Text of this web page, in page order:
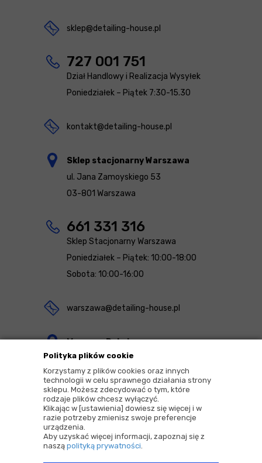
Polityka plików cookie
Korzystamy z plików cookies oraz innych
technologii w celu sprawnego działania strony
sklepu. Możesz zdecydować o tym, które
rodzaje plików chcesz wyłączyć.
Klikając w [ustawienia] dowiesz się więcej i w
razie potrzeby zmienisz swoje preferencje
urządzenia.
Aby uzyskać więcej informacji, zapoznaj się z
naszą polityką prywatności.
sklep@detailing-house.pl
727 001 751
Dział Handlowy i Realizacja Wysyłek
Poniedziałek – Piątek 7:30-15.30
kontakt@detailing-house.pl
Sklep stacjonarny Warszawa
ul. Jana Zamoyskiego 53
03-801 Warszawa
661 331 316
Sklep Stacjonarny Warszawa
Poniedziałek – Piątek: 10:00-18:00
Sobota: 10:00-16:00
warszawa@detailing-house.pl
Magazyn Rekcin
Nomos Sp. z o.o. sp.k.
ul. Agrestowa 1
83-010 Rekcin